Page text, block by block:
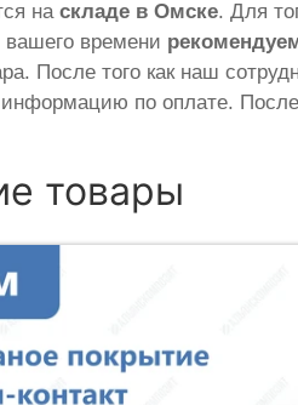
наскладе в Омске. Для
времени
После того как наш
по оплате.
товары